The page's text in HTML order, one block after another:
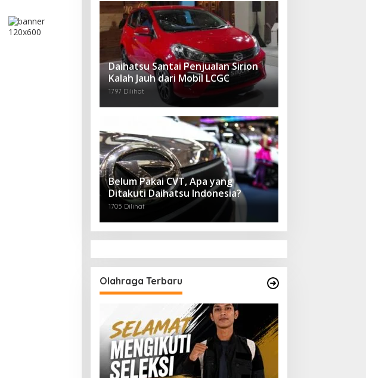
Daihatsu Santai Penjualan Sirion
Kalah Jauh dari Mobil LCGC
1797 Dilihat
Belum Pakai CVT, Apa yang
Ditakuti Daihatsu Indonesia?
1705 Dilihat
Olahraga Terbaru